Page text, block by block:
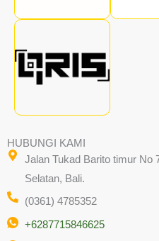
HUBUNGI KAMI
Jalan Tukad Barito timur No
Selatan, Bali.
(0361) 4785352
+6287715846625